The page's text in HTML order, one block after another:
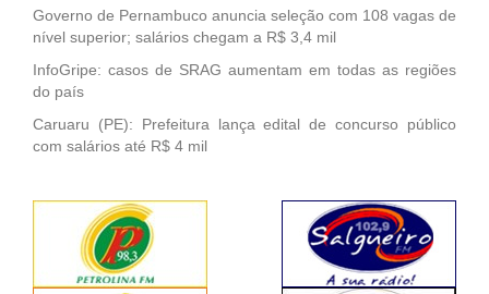
Governo de Pernambuco anuncia seleção com 108 vagas de
nível superior; salários chegam a R$ 3,4 mil
InfoGripe: casos de SRAG aumentam em todas as regiões
do país
Caruaru (PE): Prefeitura lança edital de concurso público
com salários até R$ 4 mil